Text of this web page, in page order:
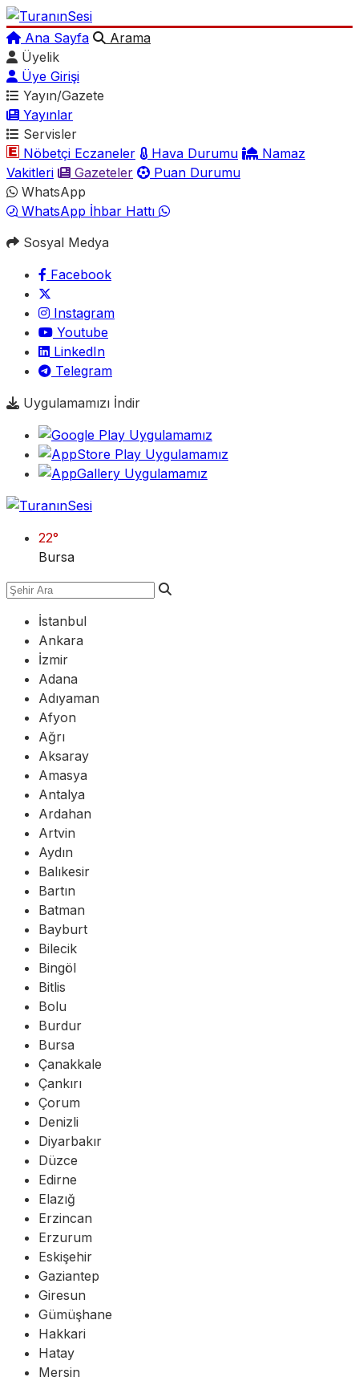
Ana Sayfa
Arama
Üyelik
Üye Girişi
Yayın/Gazete
Yayınlar
Servisler
Nöbetçi Eczaneler
Hava Durumu
Namaz
Vakitleri
Gazeteler
Puan Durumu
WhatsApp
WhatsApp İhbar Hattı
Sosyal Medya
Facebook
Instagram
Youtube
LinkedIn
Telegram
Uygulamamızı İndir
22°
Bursa
İstanbul
Ankara
İzmir
Adana
Adıyaman
Afyon
Ağrı
Aksaray
Amasya
Antalya
Ardahan
Artvin
Aydın
Balıkesir
Bartın
Batman
Bayburt
Bilecik
Bingöl
Bitlis
Bolu
Burdur
Bursa
Çanakkale
Çankırı
Çorum
Denizli
Diyarbakır
Düzce
Edirne
Elazığ
Erzincan
Erzurum
Eskişehir
Gaziantep
Giresun
Gümüşhane
Hakkari
Hatay
Mersin